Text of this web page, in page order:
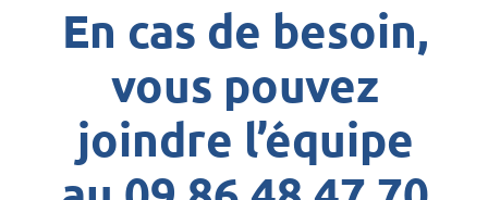
En cas de besoin,
vous pouvez
joindre l’équipe